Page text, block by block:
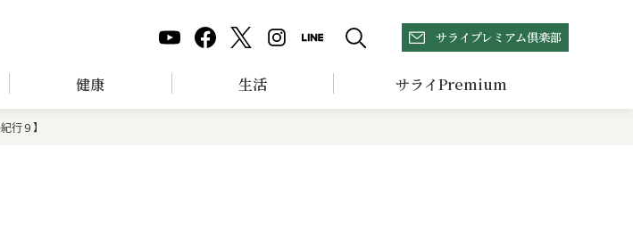
サライプレミアム倶楽部
健康 生活 サライPremium
行９】